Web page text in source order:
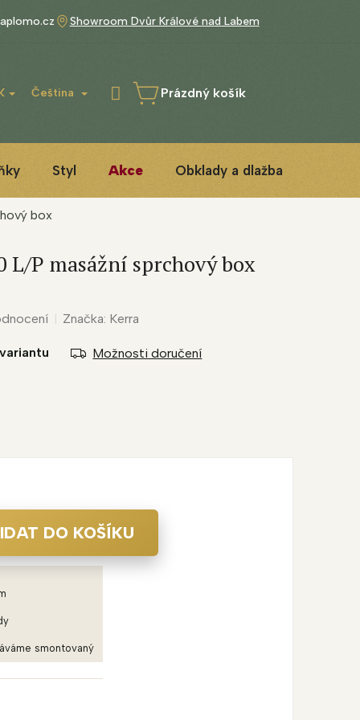
Showroom Dvůr Králové nad Labem
Čeština
NÁKUPNÍ
Prázdný košík
Styl Akce Obklady a dlažba
box
Možnosti doručení
L/P masážní sprchový box
Značka: Kerra
DO KOŠÍKU
smontovaný